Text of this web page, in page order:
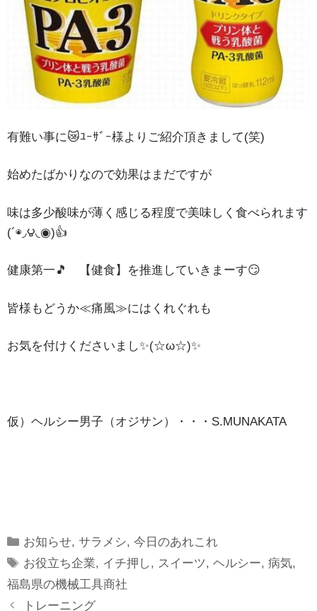
有難い事に😿ﾕｰｻﾞｰ様よりご紹介頂きまして(笑)
始めたばかりなので効果はまだですが
味は多少酸味が薄く感じる程度で美味しく食べられます
(´◉◞౪◟◉)👍
健康第一🎵 【健食】を推進していきまーす😏
皆様もどうか≪痛風≫にはくれぐれも
お気を付けくださいまし✨(☆ω☆)✨
仮）ヘルシー男子（オジサン）・・・S.MUNAKATA
Categories
お知らせ,サラメシ,今日のあれこれ
Tags
お役立ち企業, イチ押し, スイーツ,ヘルシー,病気,
福島県の機械工具商社
トレーニング